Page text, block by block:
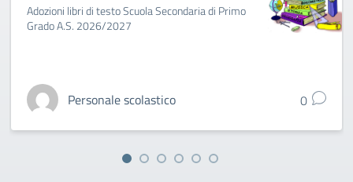
Adozioni libri di testo Scuola Secondaria di Primo
Grado A.S. 2026/2027
Personale scolastico 0